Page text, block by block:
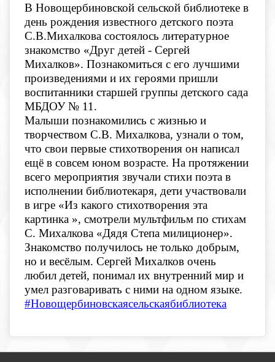
В Новощербиновской сельской библиотеке в
день рождения известного детского поэта
С.В.Михалкова состоялось литературное
знакомство «Друг детей - Сергей
Михалков». Познакомиться с его лучшими
произведениями и их героями пришли
воспитанники старшей группы детского сада
МБДОУ № 11.
Малыши познакомились с жизнью и
творчеством С.В. Михалкова, узнали о том,
что свои первые стихотворения он написал
ещё в совсем юном возрасте. На протяжении
всего мероприятия звучали стихи поэта в
исполнении библиотекаря, дети участвовали
в игре «Из какого стихотворения эта
картинка », смотрели мультфильм по стихам
С. Михалкова «Дядя Степа милиционер».
Знакомство получилось не только добрым,
но и весёлым. Сергей Михалков очень
любил детей, понимал их внутренний мир и
умел разговаривать с ними на одном языке.
#Новощербиновскаясельскаябиблиотека